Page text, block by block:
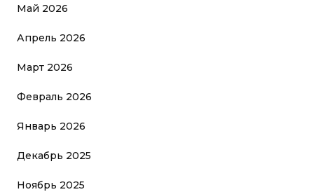
Май 2026
Апрель 2026
Март 2026
Февраль 2026
Январь 2026
Декабрь 2025
Ноябрь 2025